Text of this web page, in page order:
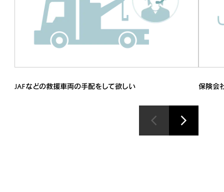
JAFなどの救援車両の手配をして欲しい 保険会